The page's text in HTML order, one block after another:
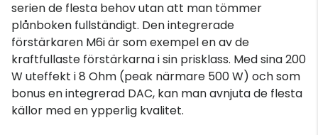
serien de flesta behov utan att man tömmer
plånboken fullständigt. Den integrerade
förstärkaren M6i är som exempel en av de
kraftfullaste förstärkarna i sin prisklass. Med sina 200
W uteffekt i 8 Ohm (peak närmare 500 W) och som
bonus en integrerad DAC, kan man avnjuta de flesta
källor med en ypperlig kvalitet.